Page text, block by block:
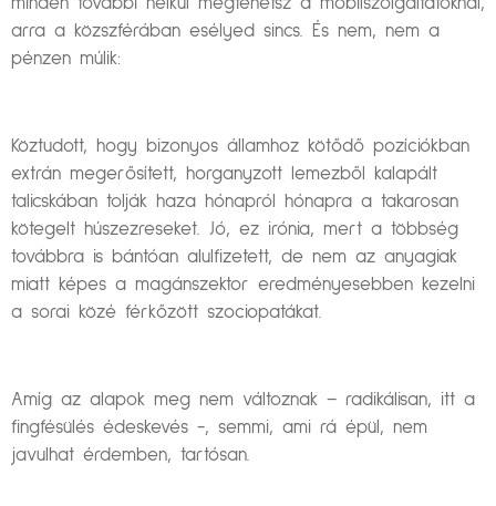
minden további nélkül megtehetsz a mobilszolgáltatóknál,
arra a közszférában esélyed sincs. És nem, nem a
pénzen múlik:
Köztudott, hogy bizonyos államhoz kötődő pozíciókban
extrán megerősített, horganyzott lemezből kalapált
talicskában tolják haza hónapról hónapra a takarosan
kötegelt húszezreseket. Jó, ez irónia, mert a többség
továbbra is bántóan alulfizetett, de nem az anyagiak
miatt képes a magánszektor eredményesebben kezelni
a sorai közé férkőzött szociopatákat.
Amíg az alapok meg nem változnak – radikálisan, itt a
fingfésülés édeskevés -, semmi, ami rá épül, nem
javulhat érdemben, tartósan.